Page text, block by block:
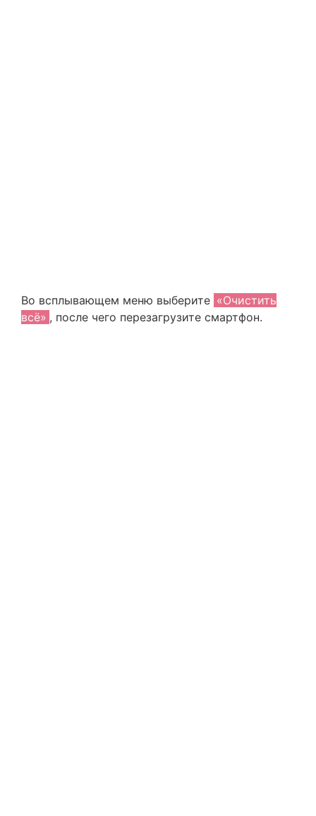
Во всплывающем меню выберите «Очистить
всё» , после чего перезагрузите смартфон.